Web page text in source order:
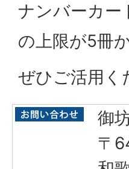
ナンバーカー
の上限が5冊
ぜひご活用く
御
〒